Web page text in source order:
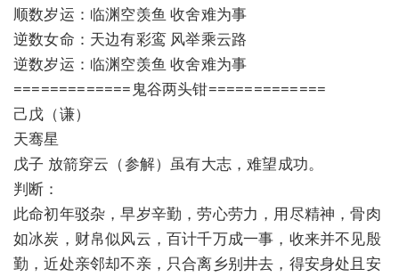
顺数岁运：临渊空羡鱼 收舍难为事
逆数女命：天边有彩鸾 风举乘云路
逆数岁运：临渊空羡鱼 收舍难为事
=============鬼谷两头钳=============
己戊（谦）
天骞星
戊子 放箭穿云（参解）虽有大志，难望成功。
判断：
此命初年驳杂，早岁辛勤，劳心劳力，用尽精神，骨肉
如冰炭，财帛似风云，百计千万成一事，收来并不见殷
勤，近处亲邻却不亲，只合离乡别井去，得安身处且安